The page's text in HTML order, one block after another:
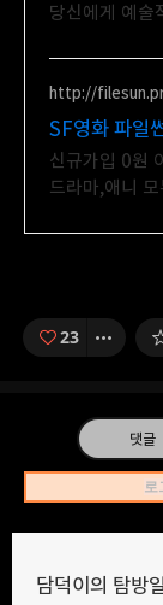
당신에게 예술
누구나 칼럼니
http://
SF영화 파일
보기!
신규가입 0원
드라마,애니
23
댓글
로
담덕이의 탐방